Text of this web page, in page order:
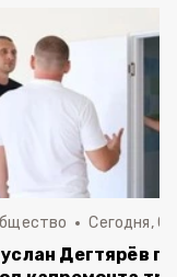
Сегодня,
Дегтярёв